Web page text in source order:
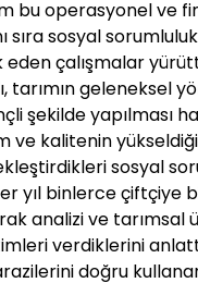
bu operasyonel ve
sıra sosyal
çalışmalar
tarımın geleneksel
şekilde yapılması
ve kalitenin
sosyal
yıl binlerce çiftçiye
analizi ve tarımsal
verdiklerini
doğru